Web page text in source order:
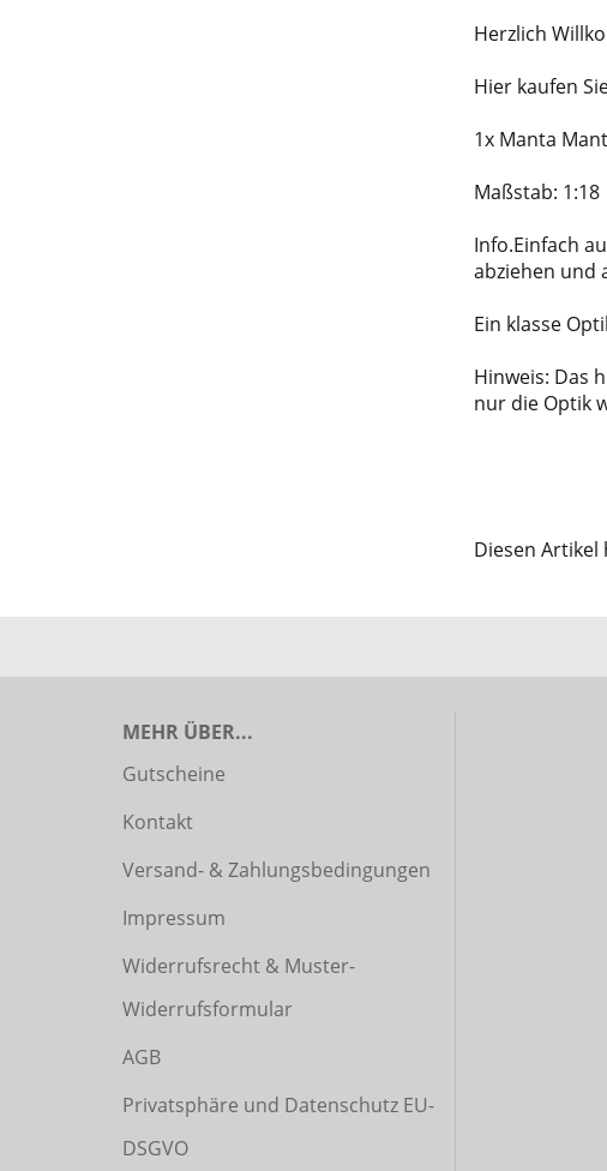
Herzlich
Hier kaufen
1x Manta
Maßstab: 1:18
Info.Einfach
abziehen und
Ein klasse
Hinweis: Das
nur die Optik
Diesen Artikel
MEHR ÜBER...
Gutscheine
Kontakt
Versand- & Zahlungsbedingungen
Impressum
Widerrufsrecht & Muster-
Widerrufsformular
AGB
Privatsphäre und Datenschutz EU-
DSGVO